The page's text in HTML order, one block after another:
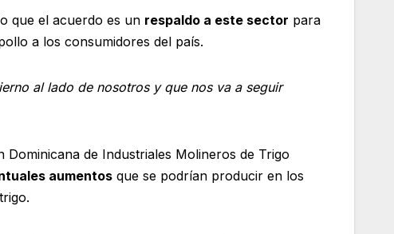
que el acuerdo es un respaldo a este sector para
a los consumidores del país.
al lado de nosotros y que nos va a seguir
de Industriales Molineros de Trigo
aumentos que se podrían producir en los